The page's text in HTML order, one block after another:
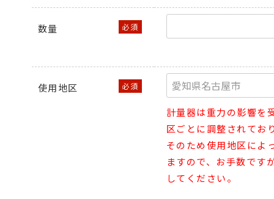
数量
使用地区
計量器は重力の影響を
区ごとに調整されてお
そのため使用地区によ
ますので、お手数です
してください。